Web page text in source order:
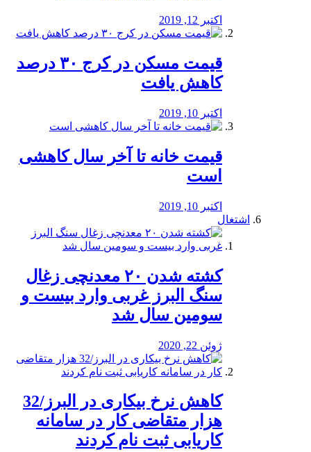
اکتبر 12, 2019
️قیمت مسکن در کرج ۳۰ درصد
کاهش یافت
اکتبر 10, 2019
قیمت خانه تا آخر سال کاهشی
است
اکتبر 10, 2019
اشتغال
کشته شدن ۲۰ معدنچی زغال
سنگ البرز غربی وارد بیست و
سومین سال شد
ژوئن 22, 2020
کاهش نرخ بیکاری در البرز/32
هزار متقاضی کار در سامانه
کاریابی ثبت نام کردند